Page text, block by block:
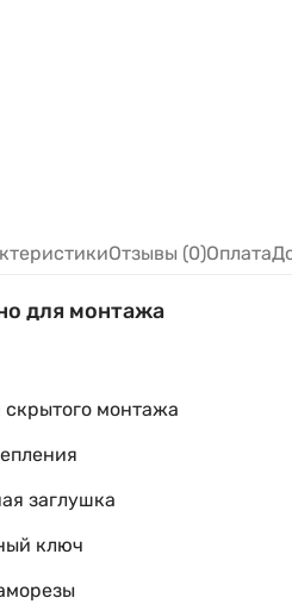
Отзывы (0)Оплата
для монтажа
монтажа
заглушка
ключ